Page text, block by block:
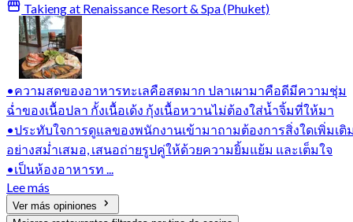
Takieng at Renaissance Resort & Spa (Phuket)
•ความสดของอาหารทะเลคือสดมาก ปลาเผามาคือดีมีความชุ่ม
ฉ่ำของเนื้อปลา กั้งเนื้อเด้ง กุ้งเนื้อหวานไม่ต้องใส่น้ำจิ้มที่ให้มา
•ประทับใจการดูแลของพนักงานเข้ามาถามต้องการสิ่งใดเพิ่มเติ
อย่างสม่ำเสมอ, เสนอถ่ายรูปคู่ให้ด้วยความยิ้มแย้ม และเต็มใจ
•เป็นห้องอาหารท ...
Lee más
Ver más opiniones